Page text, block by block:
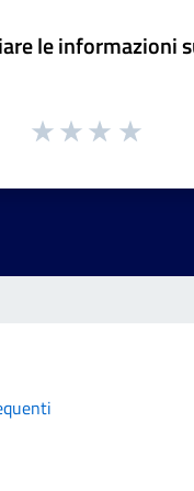
le informazioni